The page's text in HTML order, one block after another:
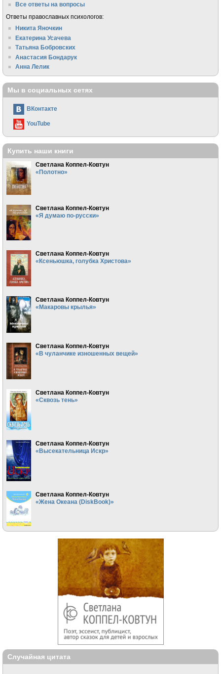
Все ответы на вопросы
Ответы православных психологов:
Никита Яночкин
Екатерина Усачева
Татьяна Бобровских
Анастасия Бондарук
Анна Лелик
Мы в социальных сетях
ВКонтакте
YouTube
Купить наши книги
Светлана Коппел-Ковтун
«Полотно»
Светлана Коппел-Ковтун
«Я думаю по-русски»
Светлана Коппел-Ковтун
«Ксеньюшка, голубка Христова»
Светлана Коппел-Ковтун
«Макаровы крылья»
Светлана Коппел-Ковтун
«В чуланчике изношенных вещей»
Светлана Коппел-Ковтун
«Сквозь тень»
Светлана Коппел-Ковтун
«Высекательница Искр»
Светлана Коппел-Ковтун
«Жена Океана (DiskBook)»
Случайная цитата